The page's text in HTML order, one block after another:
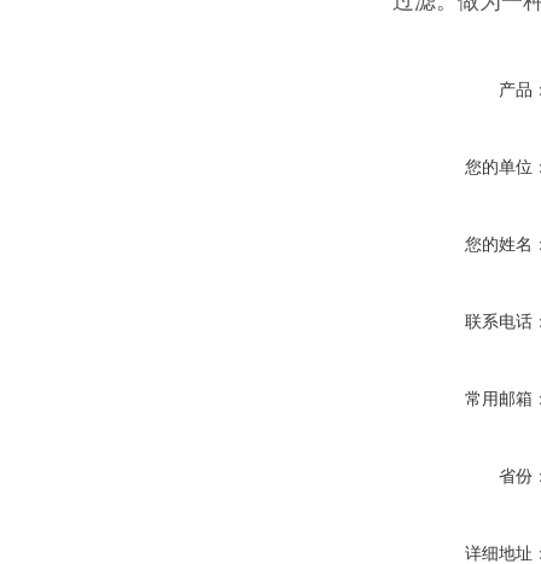
产品
您的单位
您的姓名
联系电话
常用邮箱
省份
详细地址